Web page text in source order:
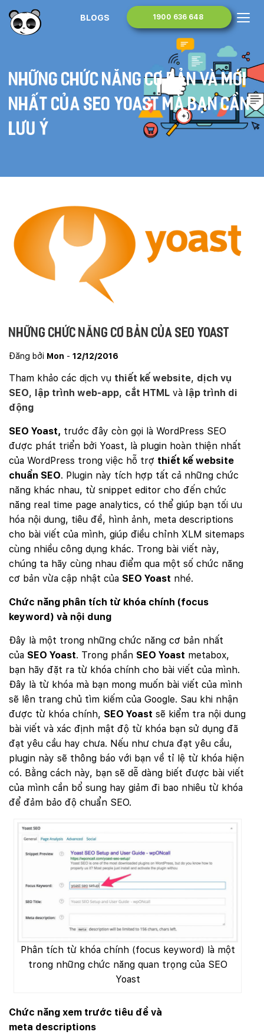
1900 636 648
BLOGS
Những chức năng cơ bản và mới
nhất của SEO Yoast mà bạn cần
lưu ý
Những chức năng cơ bản của SEO Yoast
Đăng bởi Mon - 12/12/2016
Tham khảo các dịch vụ thiết kế website, dịch vụ
SEO, lập trình web-app, cắt HTML và lập trình di
động
SEO Yoast, trước đây còn gọi là WordPress SEO
được phát triển bởi Yoast, là plugin hoàn thiện nhất
của WordPress trong việc hỗ trợ thiết kế website
chuẩn SEO. Plugin này tích hợp tất cả những chức
năng khác nhau, từ snippet editor cho đến chức
năng real time page analytics, có thể giúp bạn tối ưu
hóa nội dung, tiêu đề, hình ảnh, meta descriptions
cho bài viết của mình, giúp điều chỉnh XLM sitemaps
cùng nhiều công dụng khác. Trong bài viết này,
chúng ta hãy cùng nhau điểm qua một số chức năng
cơ bản vừa cập nhật của SEO Yoast nhé.
Chức năng phân tích từ khóa chính (focus
keyword) và nội dung
Đây là một trong những chức năng cơ bản nhất
của SEO Yoast. Trong phần SEO Yoast metabox,
bạn hãy đặt ra từ khóa chính cho bài viết của mình.
Đây là từ khóa mà bạn mong muốn bài viết của mình
sẽ lên trang chủ tìm kiếm của Google. Sau khi nhận
được từ khóa chính, SEO Yoast sẽ kiểm tra nội dung
bài viết và xác định mật độ từ khóa bạn sử dụng đã
đạt yêu cầu hay chưa. Nếu như chưa đạt yêu cầu,
plugin này sẽ thông báo với bạn về tỉ lệ từ khóa hiện
có. Bằng cách này, bạn sẽ dễ dàng biết được bài viết
của mình cần bổ sung hay giảm đi bao nhiêu từ khóa
để đảm bảo độ chuẩn SEO.
Phân tích từ khóa chính (focus keyword) là một
trong những chức năng quan trọng của SEO
Yoast
Chức năng xem trước tiêu đề và
meta descriptions